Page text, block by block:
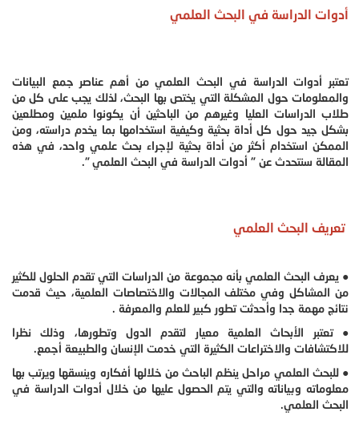
أدوات الدراسة في البحث العلمي
تعتبر أدوات الدراسة في البحث العلمي من أهم عناصر جمع البيانات
والمعلومات حول المشكلة التي يختص بها البحث، لذلك يجب على كل من
طلاب الدراسات العليا وغيرهم من الباحثين أن يكونوا ملمين ومطلعين
بشكل جيد حول كل أداة بحثية وكيفية استخدامها بما يخدم دراسته، ومن
الممكن استخدام أكثر من أداة بحثية لإجراء بحث علمي واحد، في هذه
المقالة سنتحدث عن " أدوات الدراسة في البحث العلمي ".
تعريف البحث العلمي
● يعرف البحث العلمي بأنه مجموعة من الدراسات التي تقدم الحلول للكثير
من المشاكل وفي مختلف المجالات والاختصاصات العلمية، حيث قدمت
نتائج مهمة جدا وأحدثت تطور كبير للعلم والمعرفة .
● تعتبر الأبحاث العلمية معيار لتقدم الدول وتطورها، وذلك نظرا
للاكتشافات والاختراعات الكثيرة التي خدمت الإنسان والطبيعة أجمع.
● للبحث العلمي مراحل ينظم الباحث من خلالها أفكاره وينسقها ويرتب بها
معلوماته وبياناته والتي يتم الحصول عليها من خلال أدوات الدراسة في
البحث العلمي.